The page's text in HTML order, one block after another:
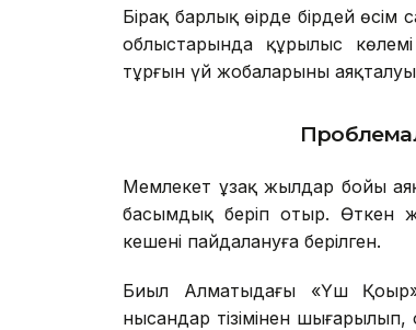
Бірақ барлық өңірде бірдей
облыстарында құрылыс
тұрғын үй жобаларының
Мемлекет ұзақ жылдар бойы
басымдық беріп отыр. Өткен
кешені пайдалануға берілген.
Биыл Алматыдағы «Үш
нысандар тізімінен шығарылып,